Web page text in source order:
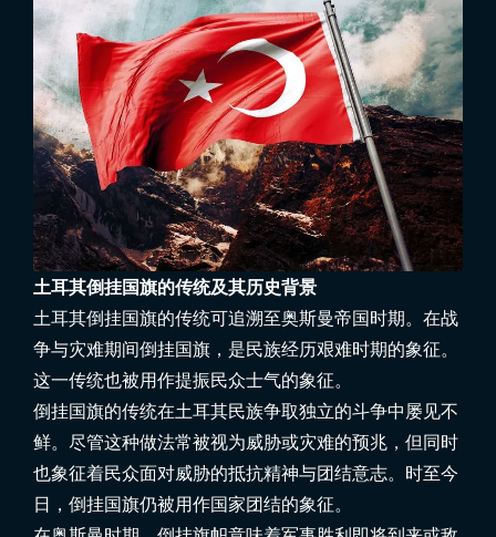
土耳其倒挂国旗的传统及其历史背景
土耳其倒挂国旗的传统可追溯至奥斯曼帝国时期。在战
争与灾难期间倒挂国旗，是民族经历艰难时期的象征。
这一传统也被用作提振民众士气的象征。
倒挂国旗的传统在土耳其民族争取独立的斗争中屡见不
鲜。尽管这种做法常被视为威胁或灾难的预兆，但同时
也象征着民众面对威胁的抵抗精神与团结意志。时至今
日，倒挂国旗仍被用作国家团结的象征。